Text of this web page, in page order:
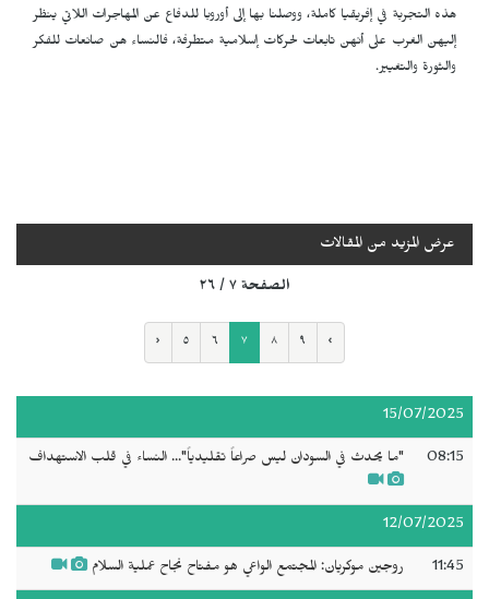
هذه التجربة في إفريقيا كاملة، ووصلنا بها إلى أوروبا للدفاع عن المهاجرات اللاتي ينظر
إليهن الغرب على أنهن تابعات لحركات إسلامية متطرفة، فالنساء هن صانعات للفكر
والثورة والتغيير.
عرض المزيد من المقالات
الصفحة ٧ / ٢٦
‹ ٥ ٦ ٧ ٨ ٩ ›
15/07/2025
08:15 "ما يحدث في السودان ليس صراعاً تقليدياً"... النساء في قلب الاستهداف
12/07/2025
11:45 روجين موكريان: المجتمع الواعي هو مفتاح نجاح عملية السلام